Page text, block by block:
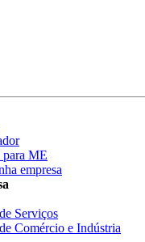
ME
empresa
Serviços
Comércio e Indústria